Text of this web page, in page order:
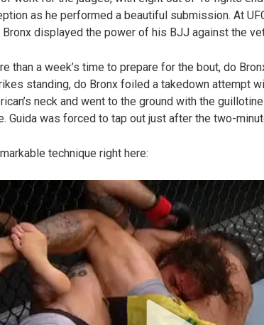
as he performed a beautiful submission. At
Bronx displayed the power of his BJJ against the
than a week’s time to prepare for the bout, do
standing, do Bronx foiled a takedown attempt
neck and went to the ground with the
Guida was forced to tap out just after the two-
technique right here: